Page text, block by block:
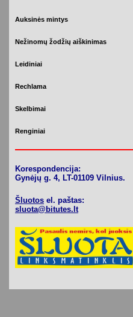
Auksinės mintys
Nežinomų žodžių aiškinimas
Leidiniai
Rechlama
Skelbimai
Renginiai
Korespondencija:
Gynėjų g. 4, LT-01109 Vilnius.
Šluotos el. paštas:
sluota@bitutes.lt